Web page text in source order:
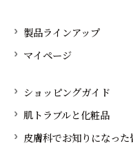
製品ラインアップ
マイページ
ショッピングガイド
肌トラブルと化粧品
皮膚科でお知りになった